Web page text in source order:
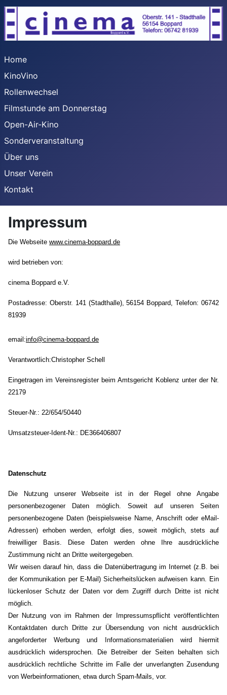
Home
KinoVino
Rollenwechsel
Filmstunde am Donnerstag
Open-Air-Kino
Sonderveranstaltung
Über uns
Unser Verein
Kontakt
Impressum
Die Webseite www.cinema-boppard.de
wird betrieben von:
cinema Boppard e.V.
Postadresse: Oberstr. 141 (Stadthalle), 56154 Boppard,Telefon:06742
81939
email:info@cinema-boppard.de
Verantwortlich:Christopher Schell
Eingetragen im Vereinsregister beim Amtsgericht Koblenz unter der Nr.
22179
Steuer-Nr.: 22/654/50440
Umsatzsteuer-Ident-Nr.: DE366406807
Datenschutz
Die Nutzung unserer Webseite ist in der Regel ohne Angabe
personenbezogener Daten möglich. Soweit auf unseren Seiten
personenbezogene Daten (beispielsweise Name, Anschrift oder eMail-
Adressen) erhoben werden, erfolgt dies, soweit möglich, stets auf
freiwilliger Basis. Diese Daten werden ohne Ihre ausdrückliche
Zustimmung nicht an Dritte weitergegeben.
Wir weisen darauf hin, dass die Datenübertragung im Internet (z.B. bei
der Kommunikation per E-Mail) Sicherheitslücken aufweisen kann. Ein
lückenloser Schutz der Daten vor dem Zugriff durch Dritte ist nicht
möglich.
Der Nutzung von im Rahmen der Impressumspflicht veröffentlichten
Kontaktdaten durch Dritte zur Übersendung von nicht ausdrücklich
angeforderter Werbung und Informationsmaterialien wird hiermit
ausdrücklich widersprochen. Die Betreiber der Seiten behalten sich
ausdrücklich rechtliche Schritte im Falle der unverlangten Zusendung
von Werbeinformationen, etwa durch Spam-Mails, vor.